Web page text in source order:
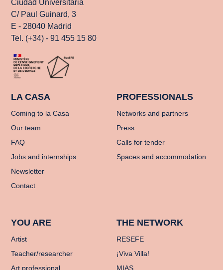
Ciudad Universitaria
C/ Paul Guinard, 3
E - 28040 Madrid
Tel. (+34) - 91 455 15 80
LA CASA
Coming to la Casa
Our team
FAQ
Jobs and internships
Newsletter
Contact
PROFESSIONALS
Networks and partners
Press
Calls for tender
Spaces and accommodation
YOU ARE
Artist
Teacher/researcher
Art professional
THE NETWORK
RESEFE
¡Viva Villa!
MIAS